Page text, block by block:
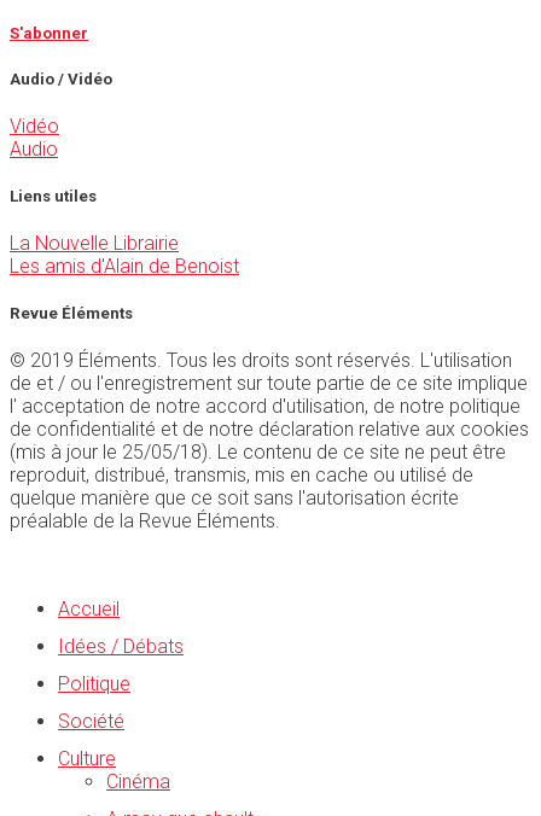
S'abonner
Audio / Vidéo
Vidéo
Audio
Liens utiles
La Nouvelle Librairie
Les amis d'Alain de Benoist
Revue Éléments
© 2019 Éléments. Tous les droits sont réservés. L'utilisation
de et / ou l'enregistrement sur toute partie de ce site implique
l' acceptation de notre accord d'utilisation, de notre politique
de confidentialité et de notre déclaration relative aux cookies
(mis à jour le 25/05/18). Le contenu de ce site ne peut être
reproduit, distribué, transmis, mis en cache ou utilisé de
quelque manière que ce soit sans l'autorisation écrite
préalable de la Revue Éléments.
Accueil
Idées / Débats
Politique
Société
Culture
Cinéma